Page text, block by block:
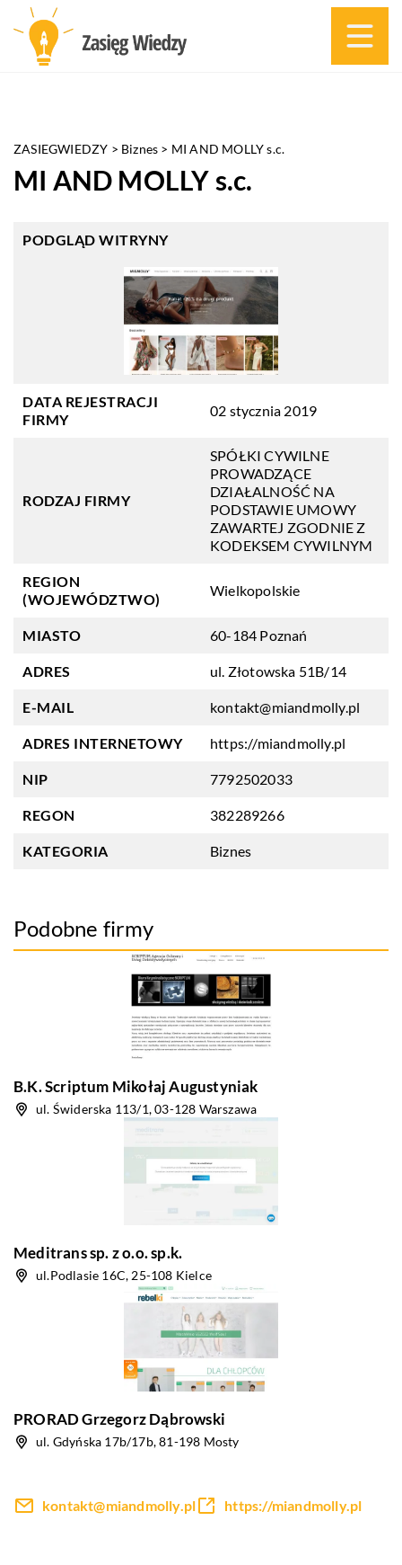
ZASIEGWIEDZY > Biznes > MI AND MOLLY s.c.
MI AND MOLLY s.c.
PODGLĄD WITRYNY
DATA REJESTRACJI
FIRMY
02 stycznia 2019
RODZAJ FIRMY
SPÓŁKI CYWILNE
PROWADZĄCE
DZIAŁALNOŚĆ NA
PODSTAWIE UMOWY
ZAWARTEJ ZGODNIE Z
KODEKSEM CYWILNYM
REGION
(WOJEWÓDZTWO)
Wielkopolskie
MIASTO 60-184 Poznań
ADRES ul. Złotowska 51B/14
E-MAIL kontakt@miandmolly.pl
ADRES INTERNETOWY https://miandmolly.pl
NIP 7792502033
REGON 382289266
KATEGORIA Biznes
Podobne firmy
B.K. Scriptum Mikołaj Augustyniak
ul. Świderska 113/1, 03-128 Warszawa
Meditrans sp. z o.o. sp.k.
ul.Podlasie 16C, 25-108 Kielce
PRORAD Grzegorz Dąbrowski
ul. Gdyńska 17b/17b, 81-198 Mosty
kontakt@miandmolly.pl https://miandmolly.pl